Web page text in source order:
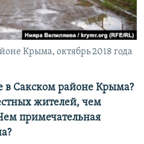
Крыма, октябрь 2018 года
в Сакском районе Крыма?
жителей, чем
примечательная